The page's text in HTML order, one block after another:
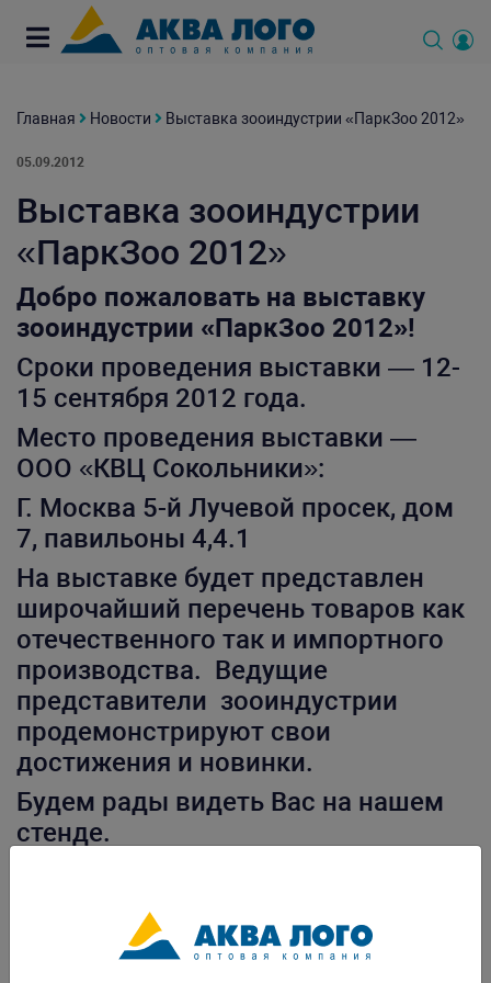
Главная Новости Выставка зооиндустрии «ПаркЗоо 2012»
05.09.2012
Выставка зооиндустрии
«ПаркЗоо 2012»
Добро пожаловать на выставку
зооиндустрии «ПаркЗоо 2012»!
Сроки проведения выставки — 12-
15 сентября 2012 года.
Место проведения выставки —
ООО «КВЦ Сокольники»:
Г. Москва 5-й Лучевой просек, дом
7, павильоны 4,4.1
На выставке будет представлен
широчайший перечень товаров как
отечественного так и импортного
производства. Ведущие
представители зооиндустрии
продемонстрируют свои
достижения и новинки.
Будем рады видеть Вас на нашем
стенде.
на новинки 15%!